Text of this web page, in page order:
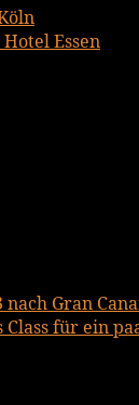
Essen
Gran
für ein